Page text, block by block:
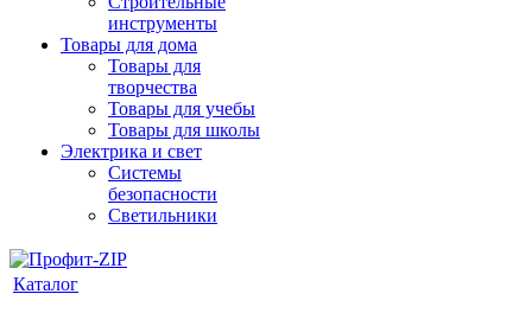
инструменты
Товары для дома
Товары для
творчества
Товары для учебы
Товары для школы
Электрика и свет
Системы
безопасности
Светильники
Каталог